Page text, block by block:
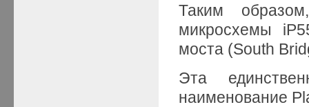
Таким
микросхемы
моста (South
Эта
наименование